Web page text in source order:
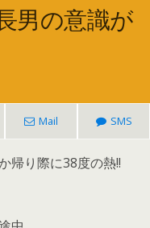
男の意識が
Mail SMS
帰り際に38度の熱!!